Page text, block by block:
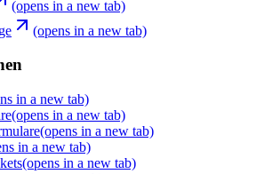
(opens in a new tab)
(opens in a new tab)
in a new tab)
(opens in a new tab)
(opens in a new tab)
in a new tab)
(opens in a new tab)